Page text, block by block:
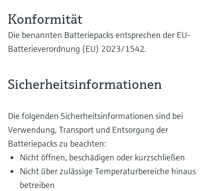
Konformität
Die benannten Batteriepacks entsprechen der EU-
Batterieverordnung (EU) 2023/1542.
Sicherheitsinformationen
Die folgenden Sicherheitsinformationen sind bei
Verwendung, Transport und Entsorgung der
Batteriepacks zu beachten:
Nicht öffnen, beschädigen oder kurzschließen
Nicht über zulässige Temperaturbereiche hinaus
betreiben